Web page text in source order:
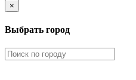
×
Выбрать город